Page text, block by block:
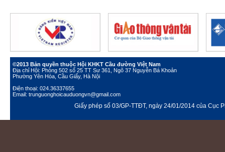
©2013 Bản quyền thuộc Hội KHKT Cầu đường Việt Nam
Địa chỉ Hội: Phòng 502 số 25 TT Sư 361, Ngõ 37 Nguyễn Bá Khoản
Phường Yên Hòa, Cầu Giấy, Hà Nội
Điện thoại: 024.36337655
Email: trunguonghoicauduongvn@gmail.com
Giấy phép số 03/GP-TTĐT, ngày 24/01/2014 của Cục